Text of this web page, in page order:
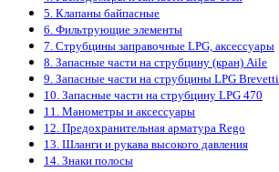
5. Клапаны байпасные
6. Фильтрующие элементы
7. Струбцины заправочные LPG, аксессуары
8. Запасные части на струбцину (кран) Aile
9. Запасные части на струбцины LPG Brevetti
10. Запасные части на струбцину LPG 470
11. Манометры и аксессуары
12. Предохранительная арматура Rego
13. Шланги и рукава высокого давления
14. Знаки полосы